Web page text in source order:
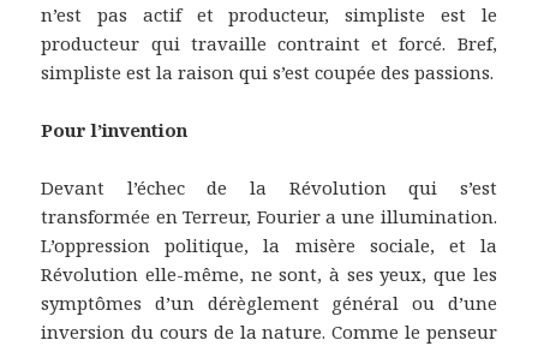
n’est pas actif et producteur, simpliste est le
producteur qui travaille contraint et forcé. Bref,
simpliste est la raison qui s’est coupée des passions.
Pour l’invention
Devant l’échec de la Révolution qui s’est
transformée en Terreur, Fourier a une illumination.
L’oppression politique, la misère sociale, et la
Révolution elle-même, ne sont, à ses yeux, que les
symptômes d’un dérèglement général ou d’une
inversion du cours de la nature. Comme le penseur